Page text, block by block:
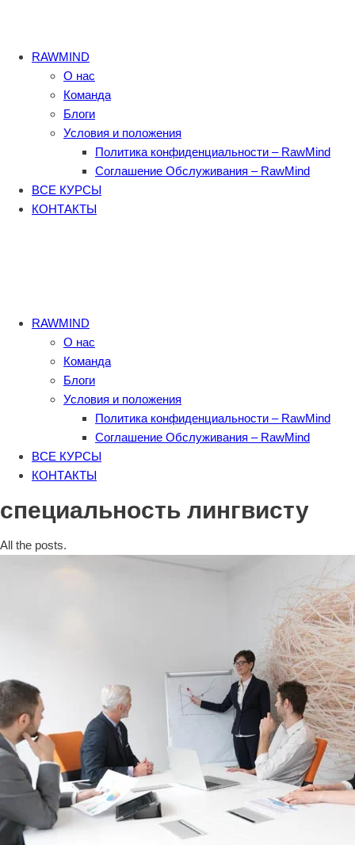
RAWMIND
О нас
Команда
Блоги
Условия и положения
Политика конфиденциальности – RawMind
Соглашение Обслуживания – RawMind
ВСЕ КУРСЫ
КОНТАКТЫ
RAWMIND
О нас
Команда
Блоги
Условия и положения
Политика конфиденциальности – RawMind
Соглашение Обслуживания – RawMind
ВСЕ КУРСЫ
КОНТАКТЫ
специальность лингвисту
All the posts.